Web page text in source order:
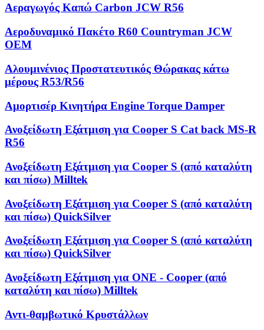
Αεραγωγός Καπώ Carbon JCW R56
Αεροδυναμικό Πακέτο R60 Countryman JCW
OEM
Αλουμινένιος Προστατευτικός Θώρακας κάτω
μέρους R53/R56
Αμορτισέρ Κινητήρα Engine Torque Damper
Ανοξείδωτη Eξάτμιση για Cooper S Cat back MS-R
R56
Ανοξείδωτη Εξάτμιση για Cooper S (από καταλύτη
και πίσω) Milltek
Ανοξείδωτη Εξάτμιση για Cooper S (από καταλύτη
και πίσω) QuickSilver
Ανοξείδωτη Εξάτμιση για Cooper S (από καταλύτη
και πίσω) QuickSilver
Ανοξείδωτη Εξάτμιση για ONE - Cooper (από
καταλύτη και πίσω) Milltek
Αντι-θαμβωτικό Κρυστάλλων